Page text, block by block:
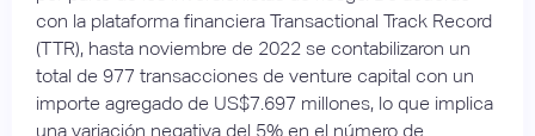
con la plataforma financiera Transactional Track Record
(TTR), hasta noviembre de 2022 se contabilizaron un
total de 977 transacciones de venture capital con un
importe agregado de US$7.697 millones, lo que implica
una variación negativa del 5% en el número de